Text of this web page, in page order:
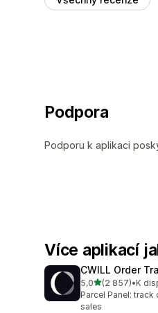
Podpora
Podporu k aplikaci
Více aplikací
CWILL Order
5,0z 5 hvězd
(2 857)
Celkový počet
•K
Parcel Panel:
sales